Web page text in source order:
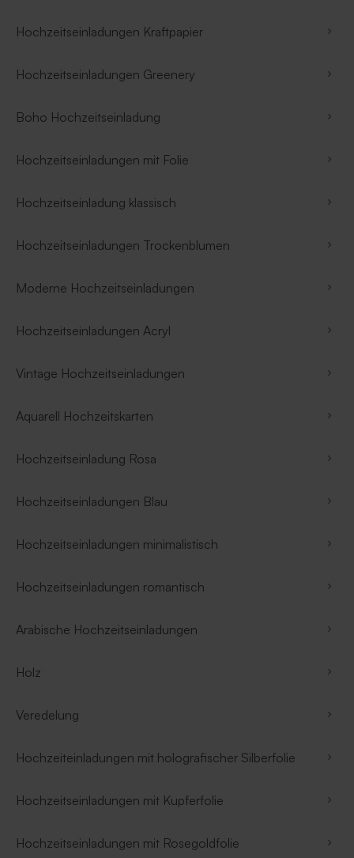
Hochzeitseinladungen Kraftpapier
Hochzeitseinladungen Greenery
Boho Hochzeitseinladung
Hochzeitseinladungen mit Folie
Hochzeitseinladung klassisch
Hochzeitseinladungen Trockenblumen
Moderne Hochzeitseinladungen
Hochzeitseinladungen Acryl
Vintage Hochzeitseinladungen
Aquarell Hochzeitskarten
Hochzeitseinladung Rosa
Hochzeitseinladungen Blau
Hochzeitseinladungen minimalistisch
Hochzeitseinladungen romantisch
Arabische Hochzeitseinladungen
Holz
Veredelung
Hochzeiteinladungen mit holografischer Silberfolie
Hochzeitseinladungen mit Kupferfolie
Hochzeitseinladungen mit Rosegoldfolie